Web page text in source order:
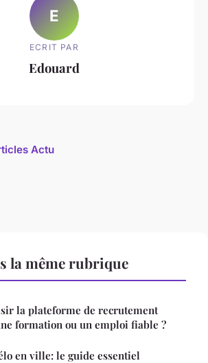
E
ECRIT PAR
Edouard
Actu
la même rubrique
la plateforme de recrutement
formation ou un emploi fiable ?
en ville: le guide essentiel